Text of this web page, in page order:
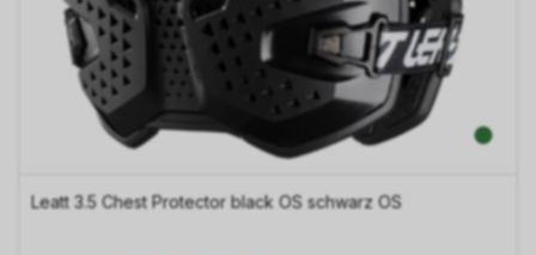
Leatt 3.5 Chest Protector black OS schwarz OS